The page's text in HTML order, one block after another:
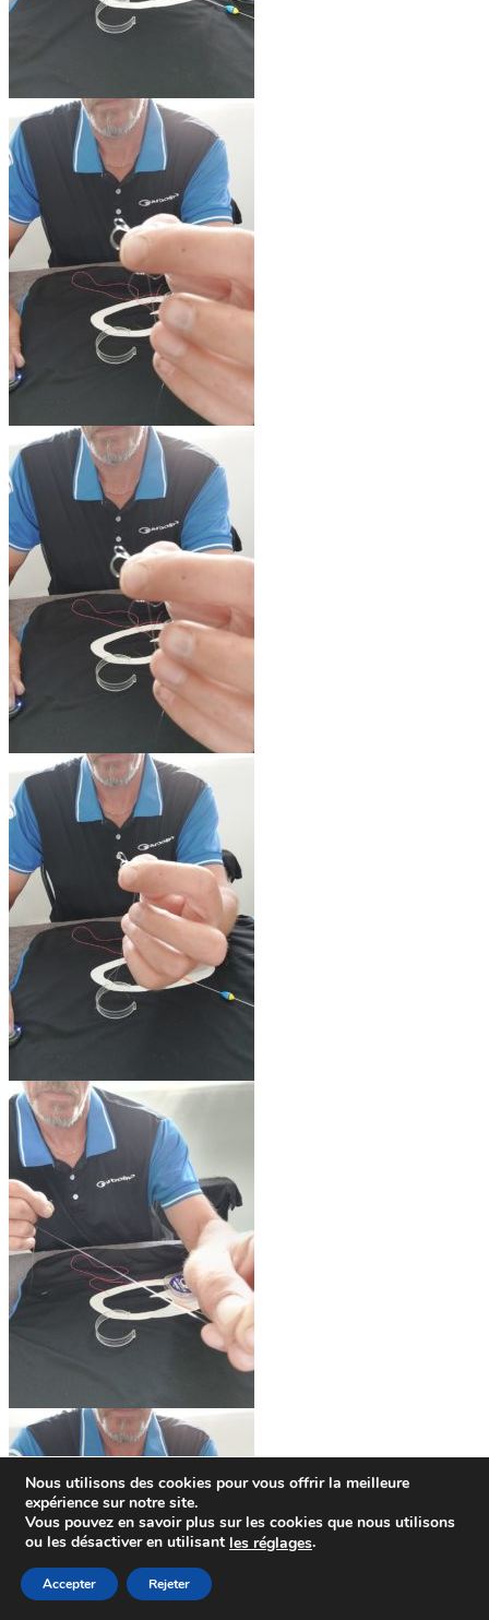
Nous utilisons des cookies pour vous offrir la meilleure
expérience sur notre site.
Vous pouvez en savoir plus sur les cookies que nous utilisons
ou les désactiver en utilisant les réglages.
Accepter Rejeter